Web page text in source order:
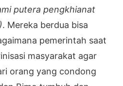
putera pengkhianat
. Mereka berdua bisa
pemerintah saat
masyarakat agar
orang yang condong